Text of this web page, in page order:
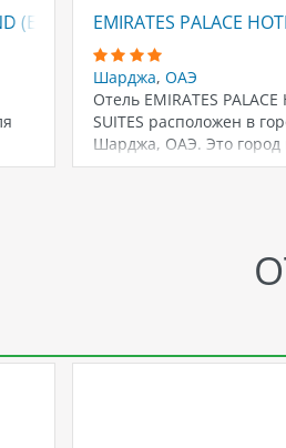
(EX. GRAND HOTEL SHARJAH)
EMIRATES PALACE
Шарджа, ОАЭ
Отель EMIRATES PALACE
SUITES расположен в
Шарджа, ОАЭ. Это город
побережье